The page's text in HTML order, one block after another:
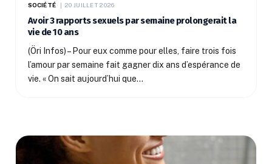
SOCIÉTÉ 20 JUILLET 2026
Avoir 3 rapports sexuels par semaine prolongerait la
vie de 10 ans
(Öri Infos) – Pour eux comme pour elles, faire trois fois
l’amour par semaine fait gagner dix ans d’espérance de
vie. « On sait aujourd’hui que…